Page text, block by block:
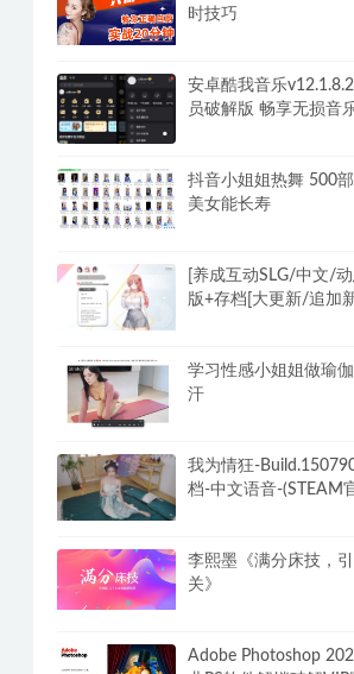
时技巧
安卓酷我音乐
员破解版 畅享无损音
抖音小姐姐热舞 500
美女能长寿
[养成互动SLG/中文/
版+存档[大更新/追加
学习性感小姐姐做瑜
汗
我为情狂-
档-中文语音-(STEAM
李熙墨《满分床技，
关》
Adobe Photoshop